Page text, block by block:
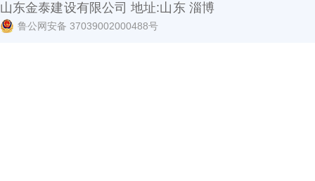
山东金泰建设有限公司 地址:山东 淄博
鲁公网安备 37039002000488号